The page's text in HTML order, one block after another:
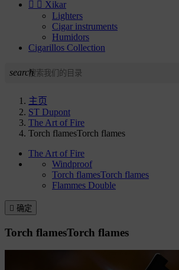
  Xikar
Lighters
Cigar instruments
Humidors
Cigarillos Collection
search
主页
ST Dupont
The Art of Fire
Torch flamesTorch flames
The Art of Fire
Windproof
Torch flamesTorch flames
Flammes Double
 确定
Torch flamesTorch flames